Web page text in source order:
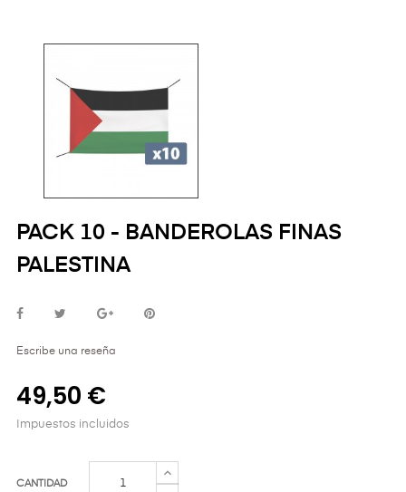
PACK 10 - BANDEROLAS FINAS
PALESTINA
Escribe una reseña
49,50 €
Impuestos incluidos
CANTIDAD